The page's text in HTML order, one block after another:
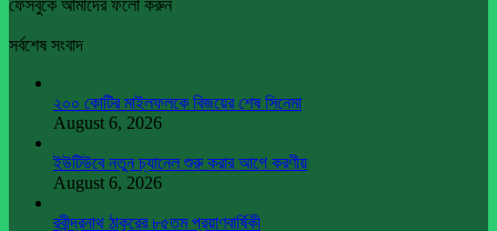
ফেসবুকে আমাদের ফলো করুন
সর্বশেষ সংবাদ
২০০ কোটির মাইলফলকে বিজয়ের শেষ সিনেমা
August 6, 2026
ইউটিউবে নতুন চ্যানেল শুরু করার আগে করণীয়
August 6, 2026
রবীন্দ্রনাথ ঠাকুরের ৮৫তম প্রয়াণবার্ষিকী